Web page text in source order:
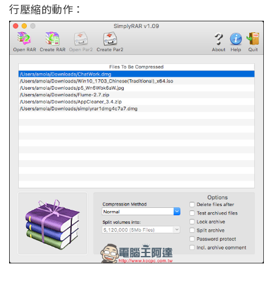
行壓縮的動作：